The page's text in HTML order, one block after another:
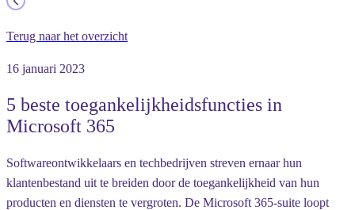
Terug naar het overzicht
16 januari 2023
5 beste toegankelijkheidsfuncties in
Microsoft 365
Softwareontwikkelaars en techbedrijven streven ernaar hun
klantenbestand uit te breiden door de toegankelijkheid van hun
producten en diensten te vergroten. De Microsoft 365-suite loopt